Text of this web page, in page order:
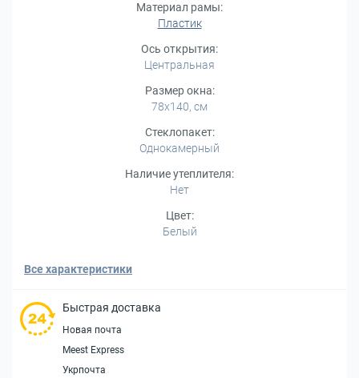
Материал рамы:
Пластик
Ось открытия:
Центральная
Размер окна:
78x140, см
Стеклопакет:
Однокамерный
Наличие утеплителя:
Нет
Цвет:
Белый
Все характеристики
Быстрая доставка
Новая почта
Meest Express
Укрпочта